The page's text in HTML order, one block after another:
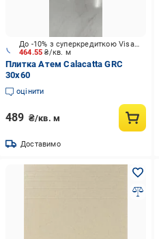
464.55₴/кв. м
До -10% з суперкредиткою Visa Вигода
Плитка Атем Calacatta GRC
30x60
оцінити
489 ₴/кв. м
Доставимо